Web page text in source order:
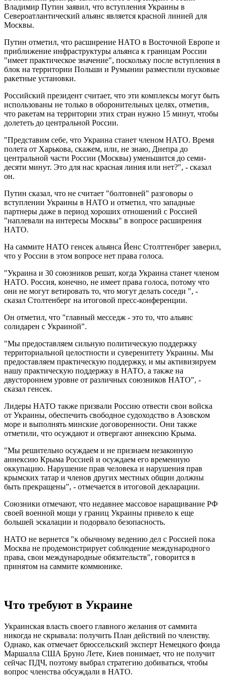
Владимир Путин заявил, что вступления Украины в
Североатлантический альянс является красной линией для
Москвы.
Путин отметил, что расширение НАТО в Восточной Европе и
приближение инфраструктуры альянса к границам России
"имеет практическое значение", поскольку после вступления в
блок на территории Польши и Румынии разместили пусковые
ракетные установки.
Российский президент считает, что эти комплексы могут быть
использованы не только в оборонительных целях, отметив,
что ракетам на территории этих стран нужно 15 минут, чтобы
долететь до центральной России.
"Представим себе, что Украина станет членом НАТО. Время
полета от Харькова, скажем, или, не знаю, Днепра до
центральной части России (Москвы) уменьшится до семи-
десяти минут. Это для нас красная линия или нет?", - сказал
он.
Путин сказал, что не считает "болтовней" разговоры о
вступлении Украины в НАТО и отметил, что западные
партнеры даже в период хороших отношений с Россией
"наплевали на интересы Москвы" в вопросе расширения
НАТО.
На саммите НАТО генсек альянса Йенс Столттенбрег заверил,
что у России в этом вопросе нет права голоса.
"Украина и 30 союзников решат, когда Украина станет членом
НАТО. Россия, конечно, не имеет права голоса, потому что
они не могут ветировать то, что могут делать соседи ", -
сказал Столтенберг на итоговой пресс-конференции.
Он отметил, что "главный месседж - это то, что альянс
солидарен с Украиной".
"Мы предоставляем сильную политическую поддержку
территориальной целостности и суверенитету Украины. Мы
предоставляем практическую поддержку, и мы активизируем
нашу практическую поддержку в НАТО, а также на
двустороннем уровне от различных союзников НАТО", -
сказал генсек.
Лидеры НАТО также призвали Россию отвести свои войска
от Украины, обеспечить свободное судоходство в Азовском
море и выполнять минские договоренности. Они также
отметили, что осуждают и отвергают аннексию Крыма.
"Мы решительно осуждаем и не признаем незаконную
аннексию Крыма Россией и осуждаем его временную
оккупацию. Нарушение прав человека и нарушения прав
крымских татар и членов других местных общин должны
быть прекращены", - отмечается в итоговой декларации.
Союзники отмечают, что недавнее массовое наращивание РФ
своей военной мощи у границ Украины привело к еще
большей эскалации и подорвало безопасность.
НАТО не вернется "к обычному ведению дел с Россией пока
Москва не продемонстрирует соблюдение международного
права, свои международные обязательств", говорится в
принятом на саммите коммюнике.
Что требуют в Украине
Украинская власть своего главного желания от саммита
никогда не скрывала: получить План действий по членству.
Однако, как отмечает брюссельский эксперт Немецкого фонда
Маршалла США Бруно Лете, Киев понимает, что не получит
сейчас ПДЧ, поэтому выбрал стратегию добиваться, чтобы
вопрос членства обсуждали в НАТО.